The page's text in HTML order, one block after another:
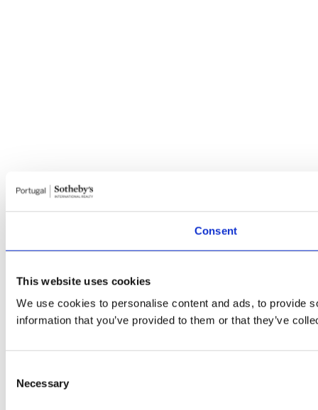
Consent
This website uses cookies
We use cookies to personalise content and ads, to provide
information that you’ve provided to them or that they’ve
Selection
Necessary